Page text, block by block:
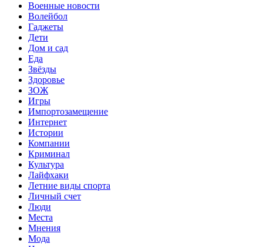
Военные новости
Волейбол
Гаджеты
Дети
Дом и сад
Еда
Звёзды
Здоровье
ЗОЖ
Игры
Импортозамещение
Интернет
Истории
Компании
Криминал
Культура
Лайфхаки
Летние виды спорта
Личный счет
Люди
Места
Мнения
Мода